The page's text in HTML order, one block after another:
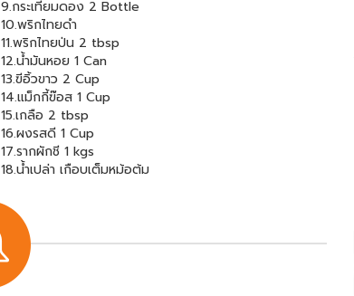
9.กระเทียมดอง 2 Bottle
10.พริกไทยดำ
11.พริกไทยป่น 2 tbsp
12.น้ำมันหอย 1 Can
13.ฃีอิ้วขาว 2 Cup
14.แม็กกี้ฃ๊อส 1 Cup
15.เกลือ 2 tbsp
16.ผงรสดี 1 Cup
17.รากผักชี 1 kgs
18.น้ำเปล่า เกือบเต็มหม้อต้ม